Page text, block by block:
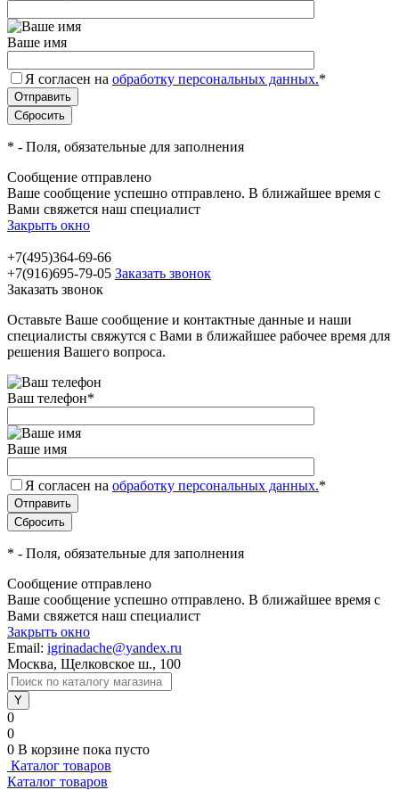
Ваше имя
Я согласен на обработку персональных данных.*
* - Поля, обязательные для заполнения
Сообщение отправлено
Ваше сообщение успешно отправлено. В ближайшее время с
Вами свяжется наш специалист
Закрыть окно
+7(495)364-69-66
+7(916)695-79-05 Заказать звонок
Заказать звонок
Оставьте Ваше сообщение и контактные данные и наши
специалисты свяжутся с Вами в ближайшее рабочее время для
решения Вашего вопроса.
Ваш телефон*
Ваше имя
Я согласен на обработку персональных данных.*
* - Поля, обязательные для заполнения
Сообщение отправлено
Ваше сообщение успешно отправлено. В ближайшее время с
Вами свяжется наш специалист
Закрыть окно
Email: igrinadache@yandex.ru
Москва, Щелковское ш., 100
0
0
0 В корзине пока пусто
Каталог товаров
Каталог товаров